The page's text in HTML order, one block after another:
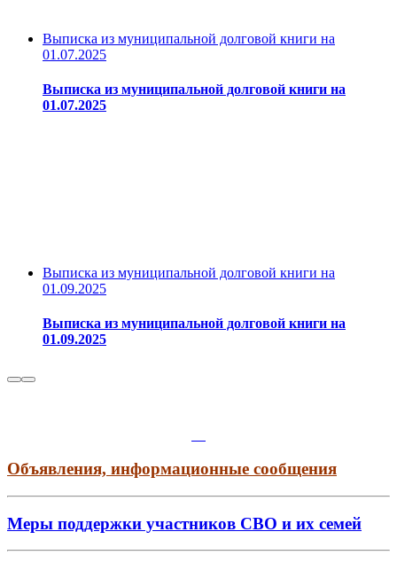
Выписка из муниципальной долговой книги на
01.07.2025
Выписка из муниципальной долговой книги на
01.07.2025
Выписка из муниципальной долговой книги на
01.09.2025
Выписка из муниципальной долговой книги на
01.09.2025
Объявления, информационные сообщения
Меры поддержки участников СВО и их семей